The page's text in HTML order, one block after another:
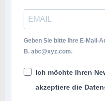
Geben Sie bitte Ihre E-Mail-
B. abc@xyz.com.
Ich möchte Ihren
akzeptiere die